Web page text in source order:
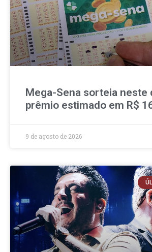
Mega-Sena sorteia neste
prêmio estimado em R$
9 de agosto de 2026